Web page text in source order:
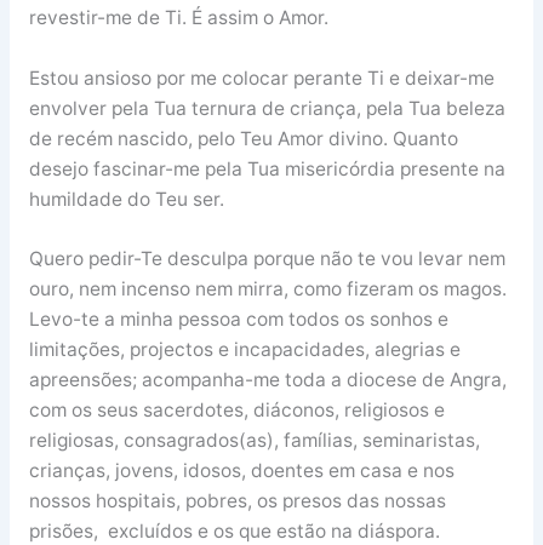
revestir-me de Ti. É assim o Amor.
Estou ansioso por me colocar perante Ti e deixar-me
envolver pela Tua ternura de criança, pela Tua beleza
de recém nascido, pelo Teu Amor divino. Quanto
desejo fascinar-me pela Tua misericórdia presente na
humildade do Teu ser.
Quero pedir-Te desculpa porque não te vou levar nem
ouro, nem incenso nem mirra, como fizeram os magos.
Levo-te a minha pessoa com todos os sonhos e
limitações, projectos e incapacidades, alegrias e
apreensões; acompanha-me toda a diocese de Angra,
com os seus sacerdotes, diáconos, religiosos e
religiosas, consagrados(as), famílias, seminaristas,
crianças, jovens, idosos, doentes em casa e nos
nossos hospitais, pobres, os presos das nossas
prisões, excluídos e os que estão na diáspora.